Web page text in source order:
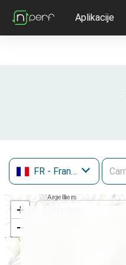
Aplikacije
FR - Francija
+
−